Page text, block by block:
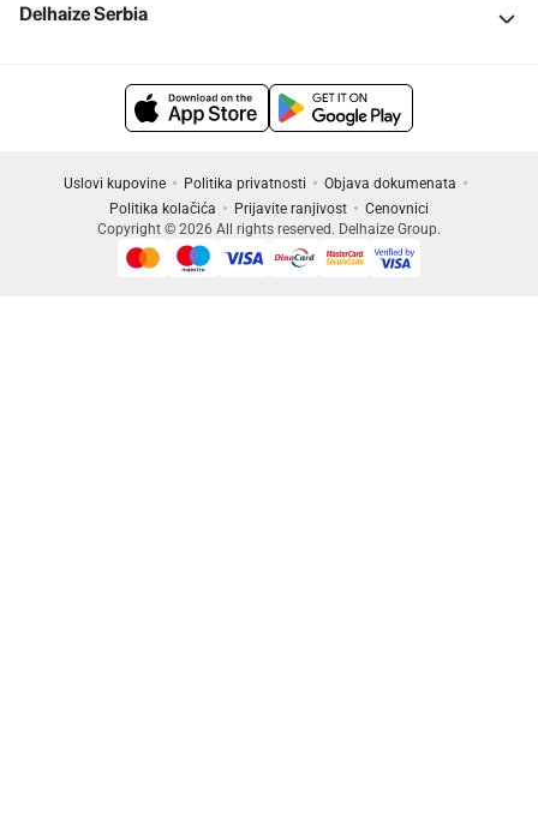
Delhaize Serbia
Uslovi kupovine Politika privatnosti
Objava dokumenata
Politika kolačića
Prijavite ranjivost
Cenovnici
Copyright © 2026 All rights reserved. Delhaize Group.